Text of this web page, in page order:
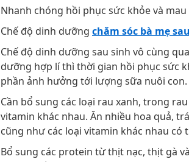
Nhanh chóng hồi phục sức khỏe và
Chế độ dinh dưỡng chăm sóc bà mẹ
Chế độ dinh dưỡng sau sinh vô cùng
dưỡng hợp lí thì thời gian hồi phục sức
phần ảnh hưởng tới lượng sữa nuôi con.
Cần bổ sung các loại rau xanh, trong
vitamin khác nhau. Ăn nhiều hoa quả,
cũng như các loại vitamin khác nhau có
Bổ sung các protein từ thịt nạc, thịt gà